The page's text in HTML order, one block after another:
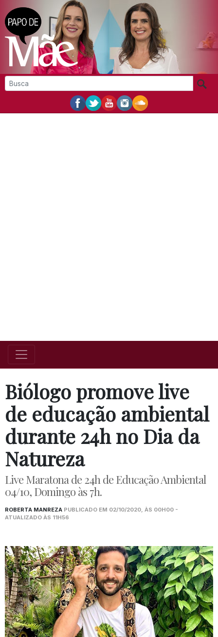
Biólogo promove live
de educação ambiental
durante 24h no Dia da
Natureza
Live Maratona de 24h de Educação Ambiental
04/10, Domingo às 7h.
ROBERTA MANREZA PUBLICADO EM 02/10/2020, ÀS 00H00 -
ATUALIZADO ÀS 11H56